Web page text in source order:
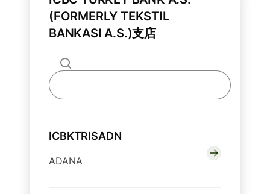
(FORMERLY TEKSTIL
BANKASI A.S.)支店
ICBKTRISADN
ADANA